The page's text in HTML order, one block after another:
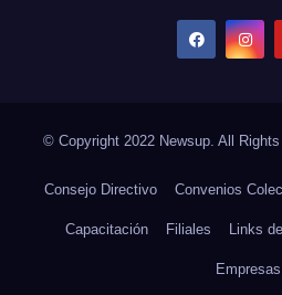
© Copyright 2022 Newsup. All
Consejo Directivo Convenios
Capacitación Filiales Links
Empresas